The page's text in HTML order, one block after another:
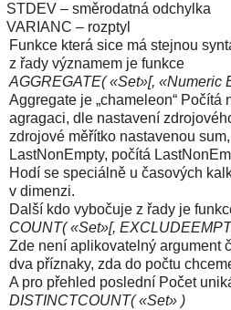
STDEV – směrodatná odchylka
VARIANC – rozptyl
Funkce která sice má stejnou
z řady významem je funkce
AGGREGATE( «Set»[, «Numeric
Aggregate je „chameleon“ Počítá
agragaci, dle nastavení
zdrojové měřítko nastavenou
LastNonEmpty, počítá
Hodí se speciálně u časových
v dimenzi.
Další kdo vybočuje z řady je
COUNT( «Set»[,
Zde není aplikovatelný argument
dva příznaky, zda do počtu
A pro přehled poslední Počet
DISTINCTCOUNT( «Set» )